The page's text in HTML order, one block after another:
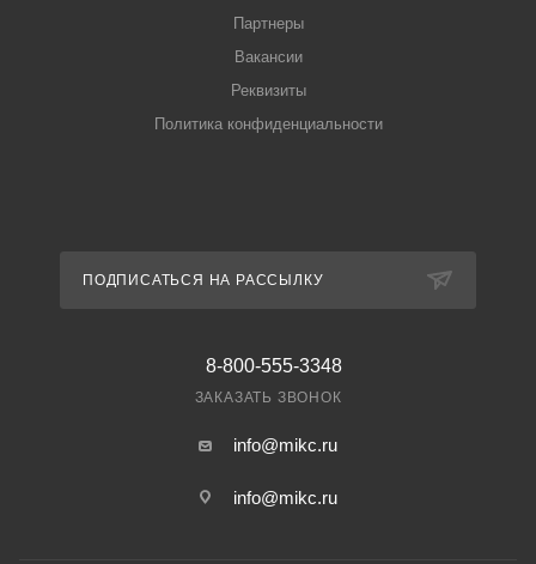
Партнеры
Вакансии
Реквизиты
Политика конфиденциальности
ПОДПИСАТЬСЯ НА РАССЫЛКУ
8-800-555-3348
ЗАКАЗАТЬ ЗВОНОК
info@mikc.ru
info@mikc.ru